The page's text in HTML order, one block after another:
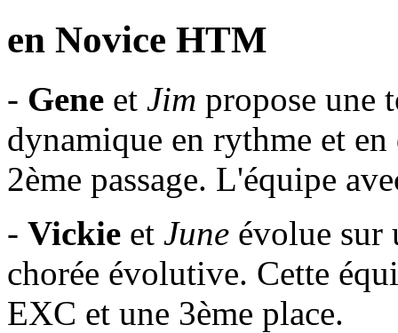
en Novice HTM
- Gene et Jim propose une
dynamique en rythme et
2ème passage. L'équipe
- Vickie et June évolue sur
chorée évolutive. Cette
EXC et une 3ème place.